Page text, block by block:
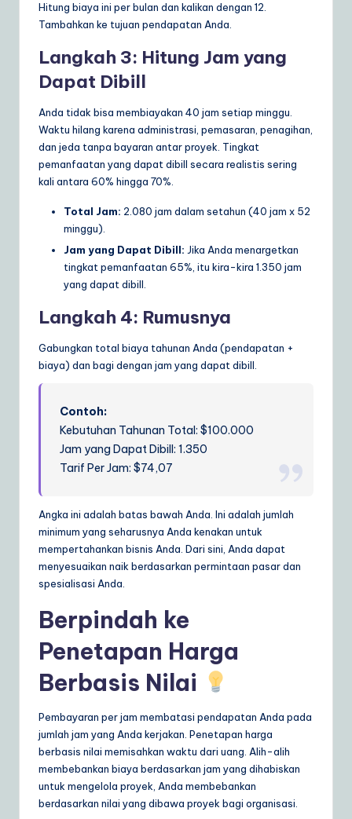
Hitung biaya ini per bulan dan kalikan dengan 12.
Tambahkan ke tujuan pendapatan Anda.
Langkah 3: Hitung Jam yang
Dapat Dibill
Anda tidak bisa membiayakan 40 jam setiap minggu.
Waktu hilang karena administrasi, pemasaran, penagihan,
dan jeda tanpa bayaran antar proyek. Tingkat
pemanfaatan yang dapat dibill secara realistis sering
kali antara 60% hingga 70%.
Total Jam: 2.080 jam dalam setahun (40 jam x 52
minggu).
Jam yang Dapat Dibill: Jika Anda menargetkan
tingkat pemanfaatan 65%, itu kira-kira 1.350 jam
yang dapat dibill.
Langkah 4: Rumusnya
Gabungkan total biaya tahunan Anda (pendapatan +
biaya) dan bagi dengan jam yang dapat dibill.
Contoh:
Kebutuhan Tahunan Total: $100.000
Jam yang Dapat Dibill: 1.350
Tarif Per Jam: $74,07
Angka ini adalah batas bawah Anda. Ini adalah jumlah
minimum yang seharusnya Anda kenakan untuk
mempertahankan bisnis Anda. Dari sini, Anda dapat
menyesuaikan naik berdasarkan permintaan pasar dan
spesialisasi Anda.
Berpindah ke
Penetapan Harga
Berbasis Nilai
Pembayaran per jam membatasi pendapatan Anda pada
jumlah jam yang Anda kerjakan. Penetapan harga
berbasis nilai memisahkan waktu dari uang. Alih-alih
membebankan biaya berdasarkan jam yang dihabiskan
untuk mengelola proyek, Anda membebankan
berdasarkan nilai yang dibawa proyek bagi organisasi.